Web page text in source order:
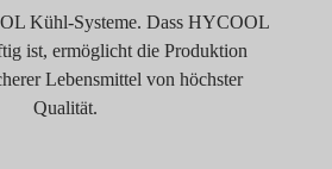
Kühl-Systeme. Dass HYCOOL
ist, ermöglicht die Produktion
Lebensmittel von höchster
Qualität.